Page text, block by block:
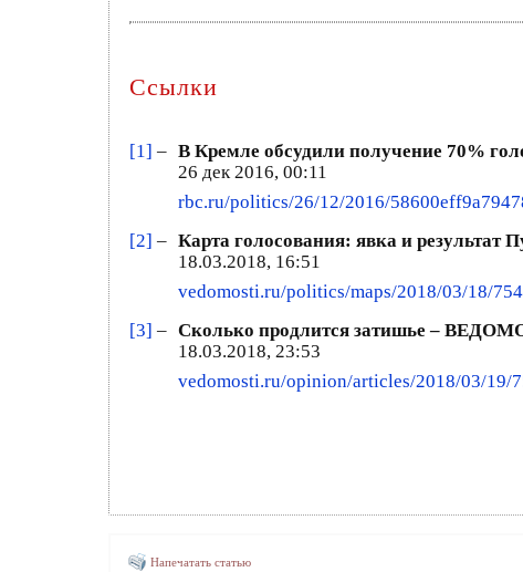
Ссылки
[1] – В Кремле обсудили получение 70%
26 дек 2016, 00:11
rbc.ru/politics/26/12/2016/
[2] – Карта голосования: явка и
18.03.2018, 16:51
vedomosti.ru/politics/maps/2018/03/18/
[3] – Сколько продлится затишье –
18.03.2018, 23:53
vedomosti.ru/opinion/articles/2018/03/19/
Напечатать статью